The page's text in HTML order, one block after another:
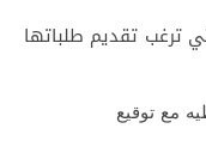
ترغب تقديم طلباتها
مع توقيع